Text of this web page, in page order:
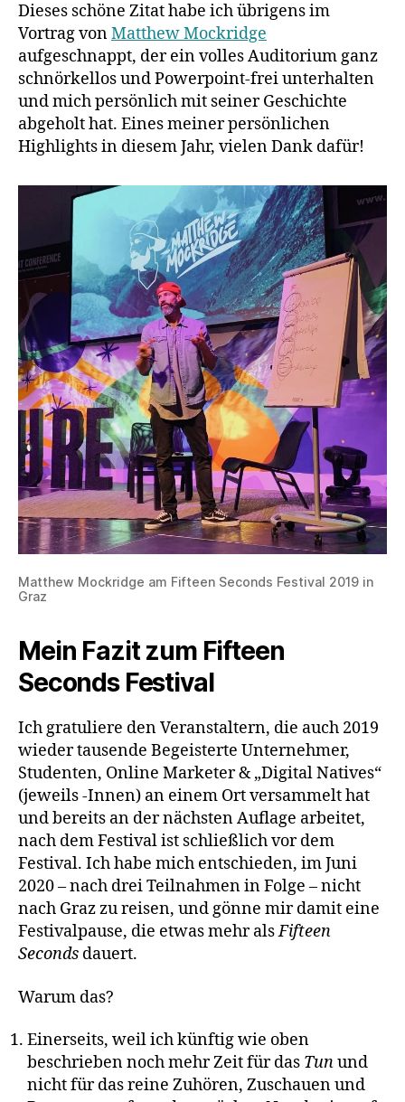
Dieses schöne Zitat habe ich übrigens im
Vortrag vonMatthew Mockridge
aufgeschnappt, der ein volles Auditorium ganz
schnörkellos und Powerpoint-frei unterhalten
und mich persönlich mit seiner Geschichte
abgeholt hat. Eines meiner persönlichen
Highlights in diesem Jahr, vielen Dank dafür!
Matthew Mockridge am Fifteen Seconds Festival 2019 in
Graz
Mein Fazit zum Fifteen
Seconds Festival
Ich gratuliere den Veranstaltern, die auch 2019
wieder tausende Begeisterte Unternehmer,
Studenten, Online Marketer & „Digital Natives“
(jeweils -Innen) an einem Ort versammelt hat
und bereits an der nächsten Auflage arbeitet,
nach dem Festival ist schließlich vor dem
Festival. Ich habe mich entschieden, im Juni
2020 – nach drei Teilnahmen in Folge – nicht
nach Graz zu reisen, und gönne mir damit eine
Festivalpause, die etwas mehr alsFifteen
Seconds dauert.
Warum das?
Einerseits, weil ich künftig wie oben
beschrieben noch mehr Zeit für das Tunund
nicht für das reine Zuhören, Zuschauen und